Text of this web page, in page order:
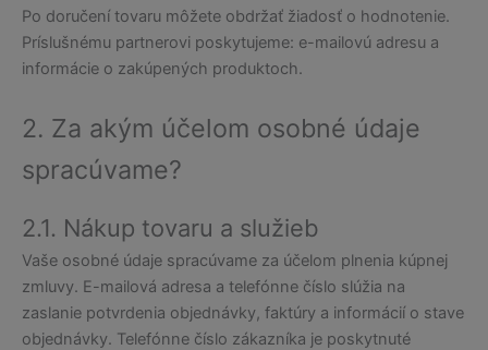
Po doručení tovaru môžete obdržať žiadosť o hodnotenie.
Príslušnému partnerovi poskytujeme: e-mailovú adresu a
informácie o zakúpených produktoch.
2. Za akým účelom osobné údaje
spracúvame?
2.1. Nákup tovaru a služieb
Vaše osobné údaje spracúvame za účelom plnenia kúpnej
zmluvy. E-mailová adresa a telefónne číslo slúžia na
zaslanie potvrdenia objednávky, faktúry a informácií o stave
objednávky. Telefónne číslo zákazníka je poskytnuté